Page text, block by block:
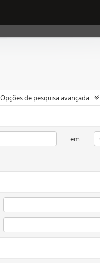
Opções de pesquisa avançada
em